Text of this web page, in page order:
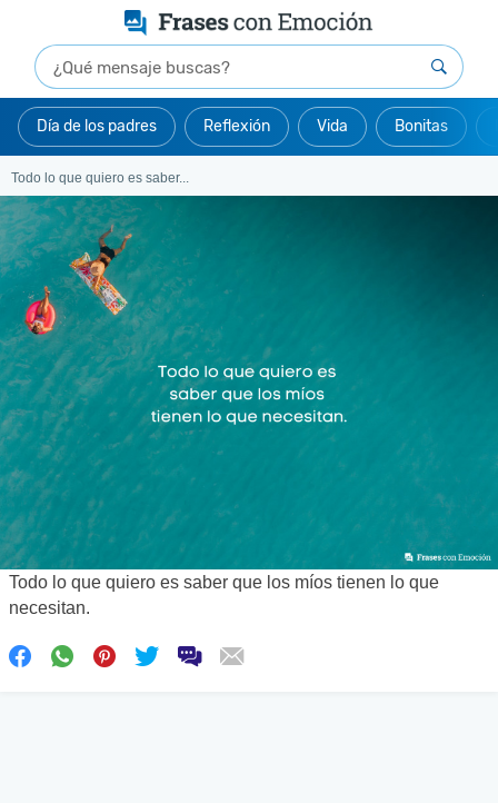
Día de los padres Reflexión Vida Bonitas
Todo lo que quiero es saber...
Todo lo que quiero es saber que los míos tienen lo que
necesitan.